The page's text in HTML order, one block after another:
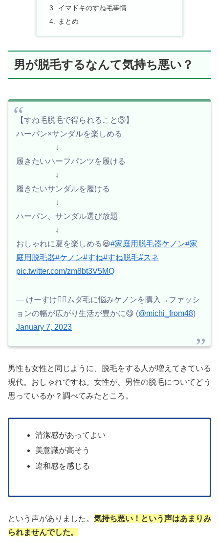
イマドキのすね毛事情
まとめ
男が脱毛するなんて気持ち悪い？
【すね毛脱毛で得られること③】
ハーパン×サンダルを楽しめる
↓
履きたいハーフパンツを履ける
↓
履きたいサンダルを履ける
↓
ハーパン、サンダル選び放題
↓
おしゃれに夏を楽しめる😆#家庭用脱毛器ケノン#家
庭用脱毛器#ケノン#すね#すね脱毛#スネ
pic.twitter.com/zm8bt3V5MQ
— けーすけ💆‍♂️ムダ毛に悩みケノンを購入→ファッシ
ョンの幅が広がり生活が豊かに😋 (@michi_from48)
January 7, 2023
男性も女性と同じように、脱毛をする人が増えてきている
現代。おしゃれですね。女性が、男性の脱毛についてどう
思っているか？調べてみたところ。
清潔感があってよい
美意識が高そう
違和感を感じる
という声がありました。 気持ち悪い！という声はあまりみ
られませんでした。